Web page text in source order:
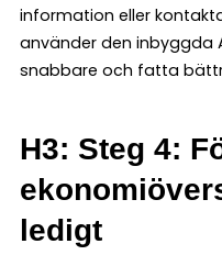
information eller
använder den
snabbare och fatta
H3: Steg 4:
ledigt